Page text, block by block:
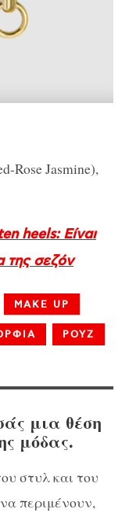
Rose Jasmine),
heels: Είναι
της σεζόν
MAKE UP
ΡΟΥΖ
μια θέση
μόδας.
στυλ και του
περιμένουν,